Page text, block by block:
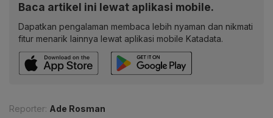
Baca artikel ini lewat aplikasi mobile.
Dapatkan pengalaman membaca lebih nyaman dan nikmati
fitur menarik lainnya lewat aplikasi mobile Katadata.
Reporter: Ade Rosman